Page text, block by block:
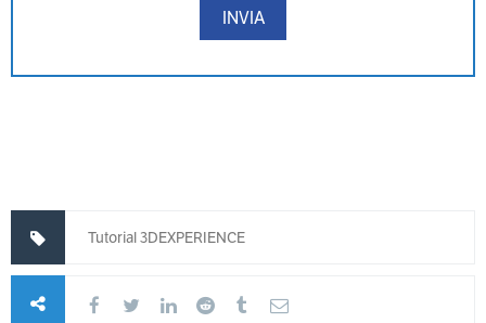
Tutorial 3DEXPERIENCE